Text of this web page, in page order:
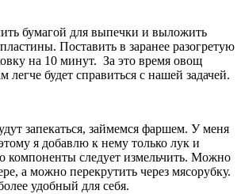
бумагой для выпечки и выложить
Поставить в заранее разогретую
на 10 минут. За это время овощ
легче будет справиться с нашей задачей.
запекаться, займемся фаршем. У меня
я добавлю к нему только лук и
компоненты следует измельчить. Можно
а можно перекрутить через мясорубку.
удобный для себя.